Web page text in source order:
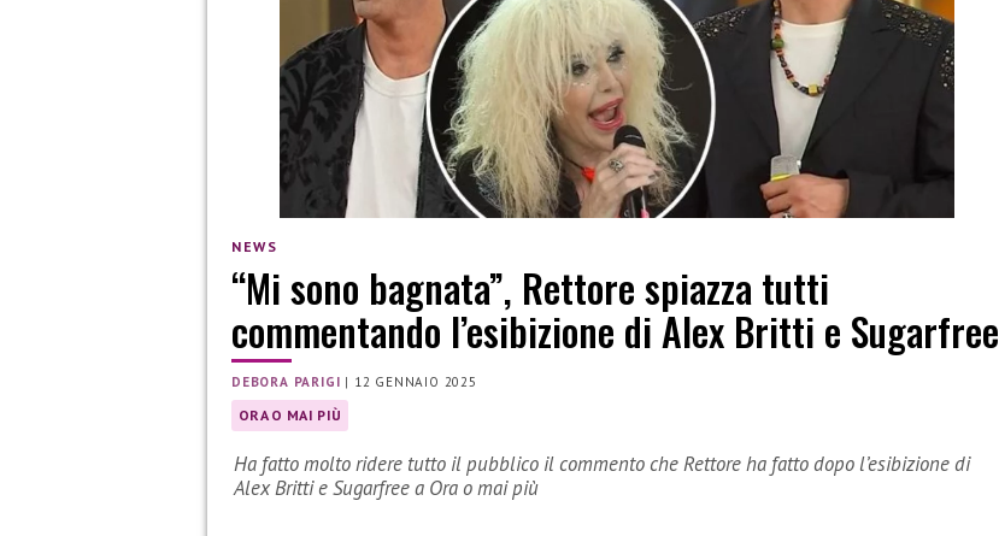
NEWS
“Mi sono bagnata”, Rettore spiazza tutti
commentando l’esibizione di Alex Britti e Sugarfree
DEBORA PARIGI | 12 GENNAIO 2025
ORA O MAI PIÙ
Ha fatto molto ridere tutto il pubblico il commento che Rettore ha fatto dopo l’esibizione di
Alex Britti e Sugarfree a Ora o mai più